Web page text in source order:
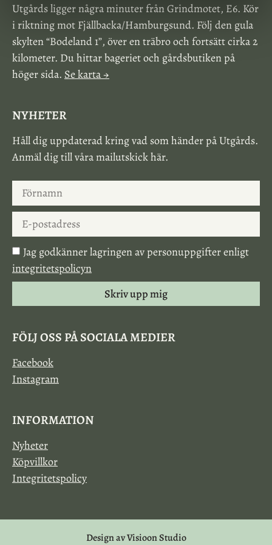
Utgårds ligger några minuter från Grindmotet, E6. Kör
i riktning mot Fjällbacka/Hamburgsund. Följ den gula
skylten “Bodeland 1”, över en träbro och fortsätt cirka 2
kilometer. Du hittar bageriet och gårdsbutiken på
höger sida. Se karta →
NYHETER
Håll dig uppdaterad kring vad som händer på Utgårds.
Anmäl dig till våra mailutskick här.
Jag godkänner lagringen av personuppgifter enligt
integritetspolicyn
Skriv upp mig
FÖLJ OSS PÅ SOCIALA MEDIER
Facebook
Instagram
INFORMATION
Nyheter
Köpvillkor
Integritetspolicy
Design av Visioon Studio